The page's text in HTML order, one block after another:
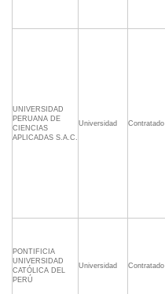
UNIVERSIDAD
PERUANA DE
CIENCIAS
APLICADAS S.A.C.
Universidad Contratado
PONTIFICIA
UNIVERSIDAD
CATÓLICA DEL
PERÚ
Universidad Contratado